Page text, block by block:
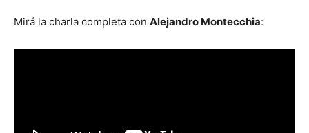
Mirá la charla completa con Alejandro Montecchia: